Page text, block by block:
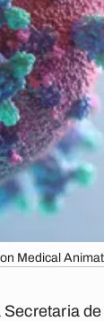
Medical